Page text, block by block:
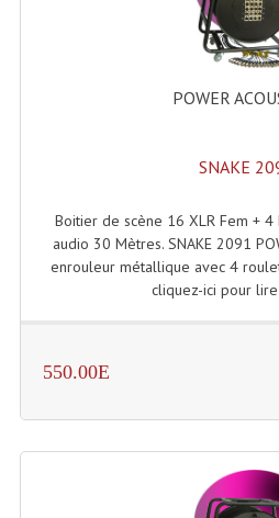
POWER
SNAKE
Boitier de scène 16 XLR Fem +
audio 30 Mètres. SNAKE 2091
enrouleur métallique avec 4
cliquez-ici pour
550.00E